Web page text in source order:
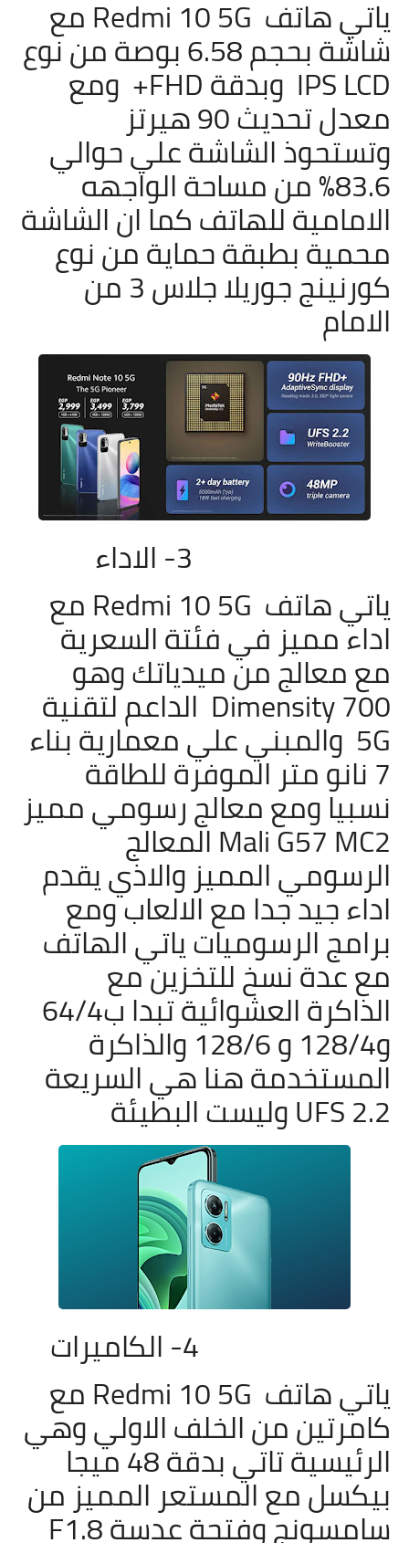
ياتي هاتف Redmi 10 5G مع
شاشة بحجم 6.58 بوصة من نوع
IPS LCD وبدقة FHD+ ومع
معدل تحديث 90 هيرتز
وتستحوذ الشاشة علي حوالي
83.6% من مساحة الواجهه
الامامية للهاتف كما ان الشاشة
محمية بطبقة حماية من نوع
كورنينج جوريلا جلاس 3 من
الامام
ياتي هاتف
Redmi 10 5G مع
اداء مميز في فئتة السعرية
مع معالج من ميدياتك وهو
Dimensity 700 الداعم لتقنية
5G والمبني علي معمارية بناء
7 نانو متر الموفرة للطاقة
نسبيا ومع معالج رسومي مميز
Mali G57 MC2 المعالج
الرسومي المميز والاذي يقدم
اداء جيد جدا مع الالعاب ومع
برامج الرسوميات ياتي الهاتف
مع عدة نسخ للتخزين مع
الذاكرة العشوائية تبدا ب64/4
و128/4 و 128/6 والذاكرة
المستخدمة هنا هي السريعة
UFS 2.2 وليست البطيئة
ياتي هاتف
Redmi 10 5G مع
كامرتين من الخلف الاولي وهي
الرئيسية تاتي بدقة 48 ميجا
بيكسل مع المستعر المميز من
سامسونج وفتحة عدسة F1.8